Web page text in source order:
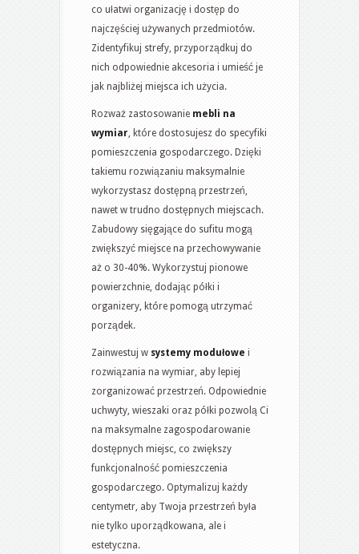
co ułatwi organizację i dostęp do
najczęściej używanych przedmiotów.
Zidentyfikuj strefy, przyporządkuj do
nich odpowiednie akcesoria i umieść je
jak najbliżej miejsca ich użycia.
Rozważ zastosowanie mebli na
wymiar, które dostosujesz do specyfiki
pomieszczenia gospodarczego. Dzięki
takiemu rozwiązaniu maksymalnie
wykorzystasz dostępną przestrzeń,
nawet w trudno dostępnych miejscach.
Zabudowy sięgające do sufitu mogą
zwiększyć miejsce na przechowywanie
aż o 30-40%. Wykorzystuj pionowe
powierzchnie, dodając półki i
organizery, które pomogą utrzymać
porządek.
Zainwestuj w systemy modułowe i
rozwiązania na wymiar, aby lepiej
zorganizować przestrzeń. Odpowiednie
uchwyty, wieszaki oraz półki pozwolą Ci
na maksymalne zagospodarowanie
dostępnych miejsc, co zwiększy
funkcjonalność pomieszczenia
gospodarczego. Optymalizuj każdy
centymetr, aby Twoja przestrzeń była
nie tylko uporządkowana, ale i
estetyczna.